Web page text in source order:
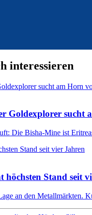
interessieren
Goldexplorer
Die Bisha-Mine ist
Stand seit
an den Metallmärkten.